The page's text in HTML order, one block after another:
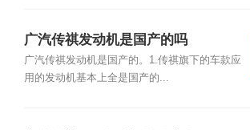
广汽传祺发动机是国产的吗
广汽传祺发动机是国产的。1.传祺旗下的车款应
用的发动机基本上全是国产的...